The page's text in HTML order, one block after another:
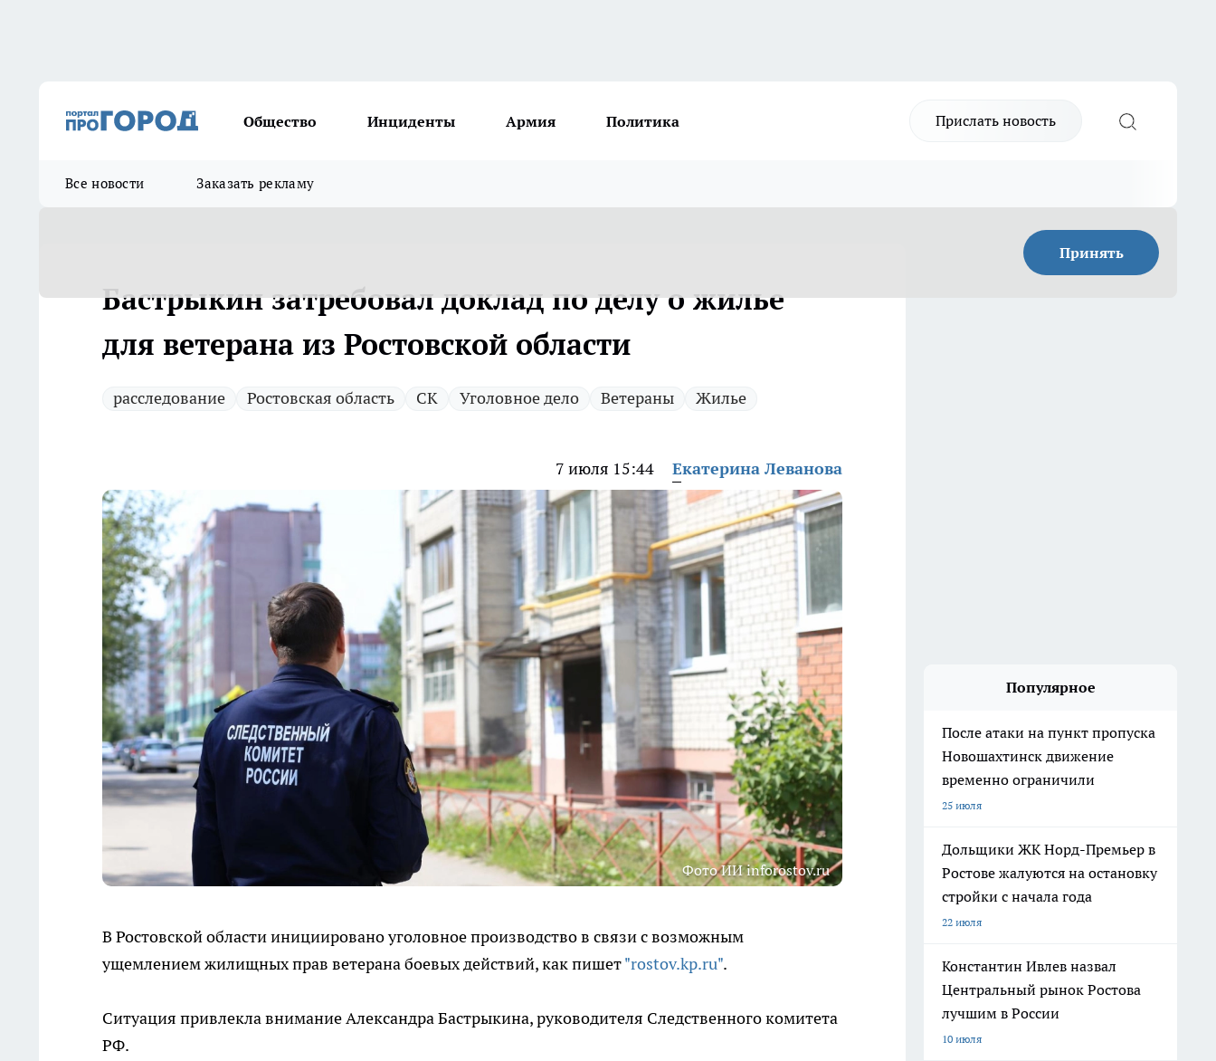
Общество Инциденты Армия Политика Прислать новость
Все новости Заказать рекламу
Принять
Бастрыкин затребовал доклад по делу о жилье
для ветерана из Ростовской области
расследование Ростовская область СК Уголовное дело Ветераны Жилье
7 июля 15:44 Екатерина Леванова
Фото ИИ inforostov.ru
В Ростовской области инициировано уголовное производство в связи с возможным
ущемлением жилищных прав ветерана боевых действий, как пишет"rostov.kp.ru".
Ситуация привлекла внимание Александра Бастрыкина, руководителя Следственного комитета
РФ.
Популярное
После атаки на пункт пропуска
Новошахтинск движение
временно ограничили
25 июля
Дольщики ЖК Норд-Премьер в
Ростове жалуются на остановку
стройки с начала года
22 июля
Константин Ивлев назвал
Центральный рынок Ростова
лучшим в России
10 июля